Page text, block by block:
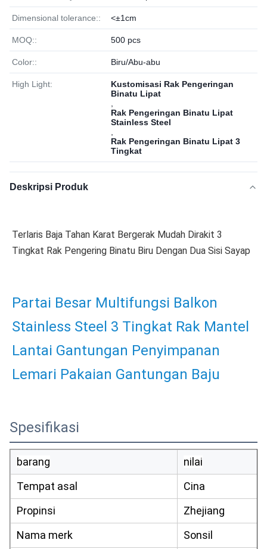
Dimensional tolerance:: <±1cm
MOQ:: 500 pcs
Color:: Biru/Abu-abu
High Light:
Kustomisasi Rak Pengeringan
Binatu Lipat
Rak Pengeringan Binatu Lipat
Stainless Steel
Rak Pengeringan Binatu Lipat 3
Tingkat
Deskripsi Produk
Terlaris Baja Tahan Karat Bergerak Mudah Dirakit 3
Tingkat Rak Pengering Binatu Biru Dengan Dua Sisi Sayap
Partai Besar Multifungsi Balkon
Stainless Steel 3 Tingkat Rak Mantel
Lantai Gantungan Penyimpanan
Lemari Pakaian Gantungan Baju
Spesifikasi
barang
nilai
Tempat asal
Cina
Propinsi
Zhejiang
Nama merk
Sonsil